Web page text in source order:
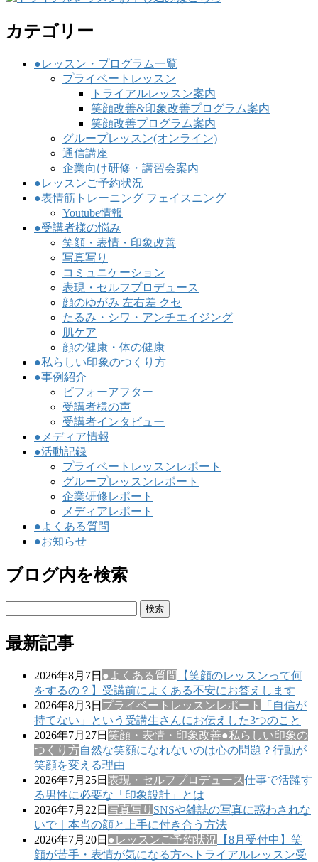
カテゴリー
●レッスン・プログラム一覧
プライベートレッスン
トライアルレッスン案内
笑顔改善&印象改善プログラム案内
笑顔改善プログラム案内
グループレッスン(オンライン)
通信講座
企業向け研修・講習会案内
●レッスンご予約状況
●表情筋トレーニング フェイスニング
Youtube情報
●受講者様の悩み
笑顔・表情・印象改善
写真写り
コミュニケーション
表現・セルフプロデュース
顔のゆがみ 左右差 クセ
たるみ・シワ・アンチエイジング
肌ケア
顔の健康・体の健康
●私らしい印象のつくり方
●事例紹介
ビフォーアフター
受講者様の声
受講者インタビュー
●メディア情報
●活動記録
プライベートレッスンレポート
グループレッスンレポート
企業研修レポート
メディアレポート
●よくある質問
●お知らせ
ブログ内を検索
最新記事
2026年8月7日 ●よくある質問
【笑顔のレッスンって何
をするの？】受講前によくある不安にお答えします
2026年8月3日 プライベートレッスンレポート
「自信が
持てない」という受講生さんにお伝えした3つのこと
2026年7月27日 笑顔・表情・印象改善●私らしい印象の
つくり方自然な笑顔になれないのは心の問題？行動が
笑顔を変える理由
2026年7月25日 表現・セルフプロデュース仕事で活躍す
る男性に必要な「印象設計」とは
2026年7月22日 写真写り SNSや雑誌の写真に惑わされな
いで｜本当の顔と上手に付き合う方法
2026年7月20日 ●レッスンご予約状況
【8月受付中】笑
顔が苦手・表情が気になる方へトライアルレッスン受